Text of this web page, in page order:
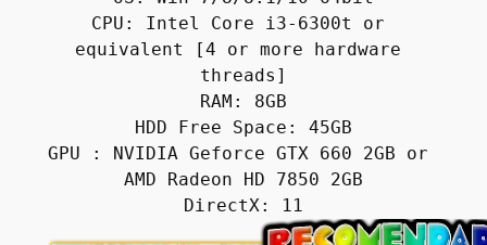
CPU: Intel Core i3-6300t or
equivalent [4 or more hardware
threads]
RAM: 8GB
HDD Free Space: 45GB
GPU : NVIDIA Geforce GTX 660 2GB or
AMD Radeon HD 7850 2GB